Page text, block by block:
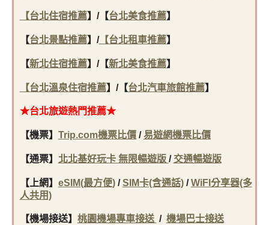
【台北住宿推薦】 /【台北美食推薦】
【台北景點推薦】/【台北租車推薦】
【新北住宿推薦】/【新北美食推薦】
【台北溫泉住宿推薦】/【台北汽車旅館推薦】
★台北旅遊熱門推薦★
【機票】 Trip.com機票比價/易遊網機票比價
【通票】 北北基好玩卡 無限暢遊版 / 交通暢遊版
【上網】 eSIM(最方便)/SIM卡(含通話)/WiFI分享器(多
人共用)
【機場接送】 桃園機場專車接送 / 機場巴士接送